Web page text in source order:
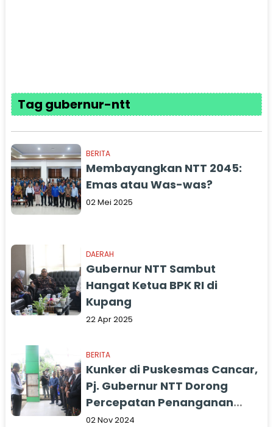
Tag gubernur-ntt
BERITA
Membayangkan NTT 2045:
Emas atau Was-was?
02 Mei 2025
DAERAH
Gubernur NTT Sambut
Hangat Ketua BPK RI di
Kupang
22 Apr 2025
BERITA
Kunker di Puskesmas Cancar,
Pj. Gubernur NTT Dorong
Percepatan Penanganan
Stunting
02 Nov 2024